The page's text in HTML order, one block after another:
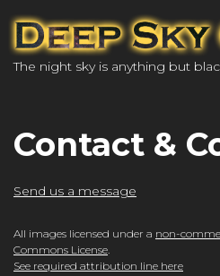
The night sky is anything but
Contact &
Send us a message
All images licensed under a non-
Commons License.
See required attribution line here